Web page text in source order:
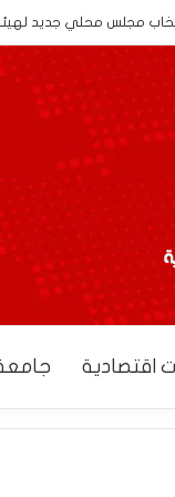
مجلس محلي جديد لهيئة
اقتصادية